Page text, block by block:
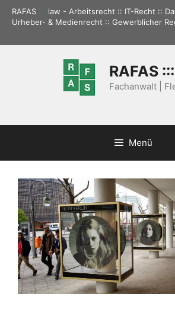
Zum
Inhalt
RAFAS ::: law - Arbeitsrecht :: IT-Recht ::
Urheber- & Medienrecht :: Gewerblicher
RAFAS
Fachanwalt |
Menü